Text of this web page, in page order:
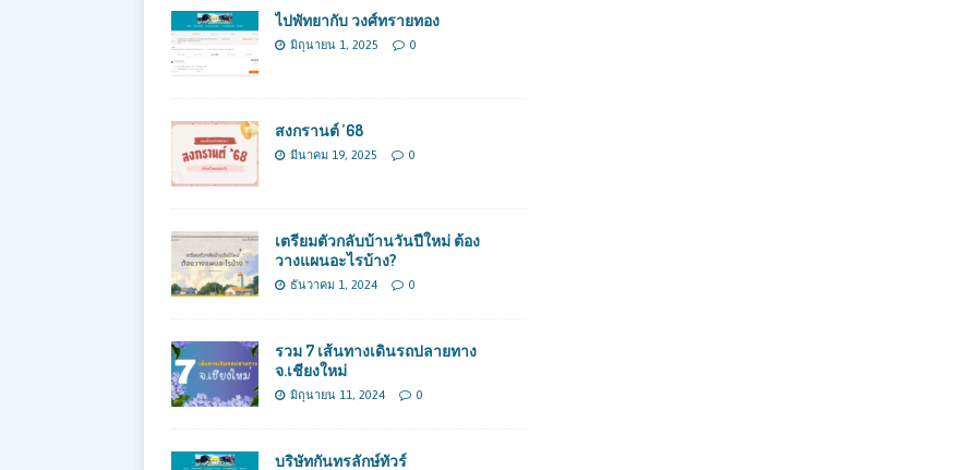
ไปพัทยากับ วงศ์ทรายทอง
มิถุนายน 1, 2025 0
สงกรานต์ ’68
มีนาคม 19, 2025 0
เตรียมตัวกลับบ้านวันปีใหม่ ต้อง
วางแผนอะไรบ้าง?
ธันวาคม 1, 2024 0
รวม 7 เส้นทางเดินรถปลายทาง
จ.เชียงใหม่
มิถุนายน 11, 2024 0
บริษัทกันทรลักษ์ทัวร์